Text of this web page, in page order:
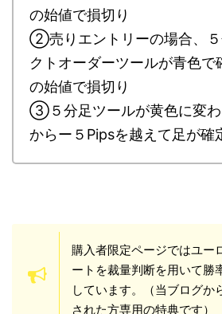
の始値で損切り
②売りエントリーの場合、５
クトオーダーツールが青色で
の始値で損切り
③５分足ツールが黄色に変わ
からー５Pipsを越えて足が確
購入者限定ページではユー
ートを裁量判断を用いて勝
しています。（当ブログか
された方専用の特典です）